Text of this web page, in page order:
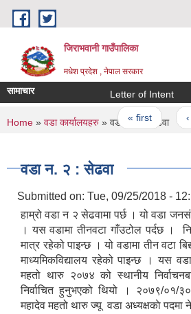
Skip to main content
जिराभवानी गाउँपालिका
मधेश प्रदेश , नेपाल सरकार
सामाचार Letter of Intent
Pages
« first ‹
You are here
Home » वडा कार्यालयहरु » वडा न‌. २ : सेढवा
वडा न‌. २ : सेढवा
Submitted on: Tue, 09/25/2018 -
हाम्रो वडा न २ सेढवामा पर्छ । यो वडा
। यस वडामा तीनवटा गाँउटोल पर्दछ ।
मात्र रहेको पाइन्छ । यो वडामा तीन वटा
माध्यमिकविद्यालय रहेको पाइन्छ । यस
महतो थारु २०७४ को स्थानीय
निर्वाचित हुनुभएको थियो । २०७९/०१/
महादेव महतो थारु ज्यू वडा अध्यक्षकाे पदमा